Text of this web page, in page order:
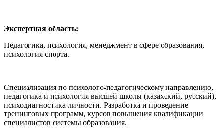
Экспертная область:
Педагогика, психология, менеджмент в сфере образования,
психология спорта.
Специализация по психолого-педагогическому направлению,
педагогика и психология высшей школы (казахский, русский),
психодиагностика личности. Разработка и проведение
тренинговых программ, курсов повышения квалификации
специалистов системы образования.